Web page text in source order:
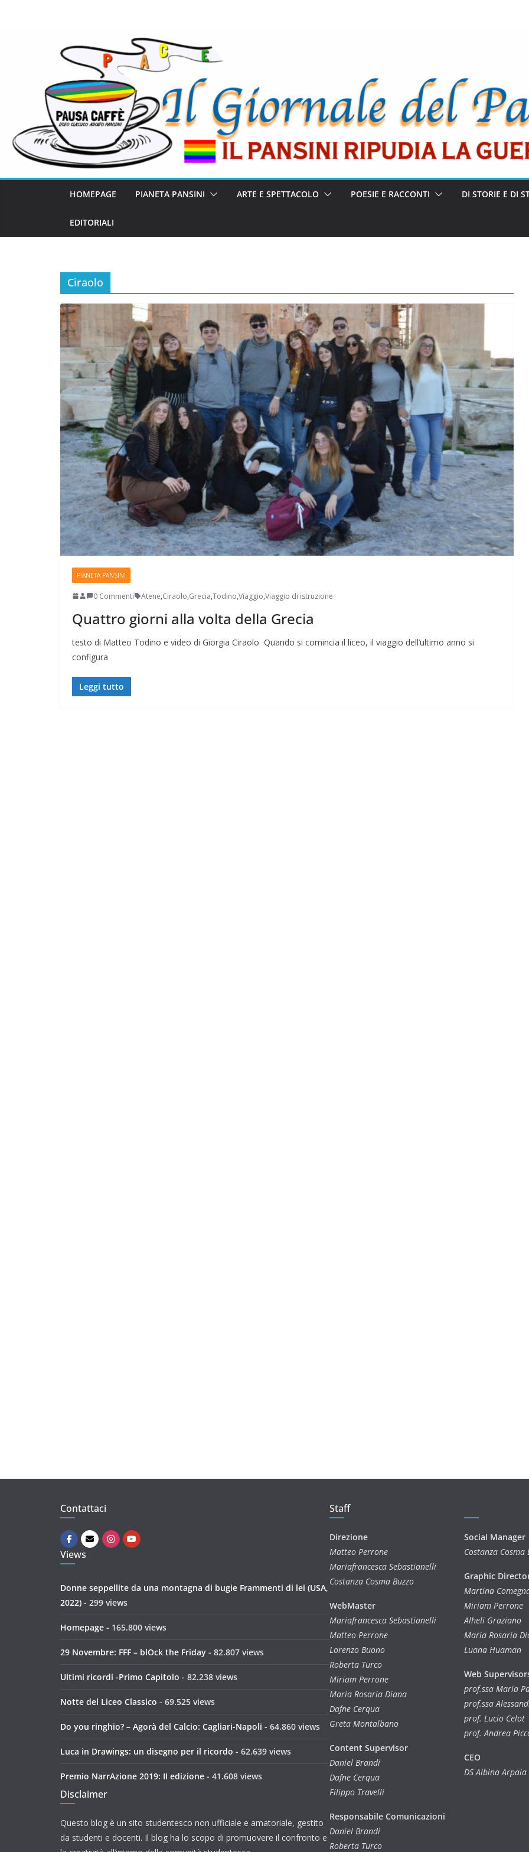
HOMEPAGE PIANETA PANSINI ARTE E SPETTACOLO POESIE E RACCONTI DI STORIE E DI
EDITORIALI
Ciraolo
PIANETA PANSINI
0 Commenti Atene,Ciraolo,Grecia,Todino,Viaggio,Viaggio di istruzione
Quattro giorni alla volta della Grecia
testo di Matteo Todino e video di Giorgia Ciraolo Quando si comincia il liceo, il viaggio dell’ultimo anno si
configura
Leggi tutto
Incontro sul referendum per la riforma della
magistratura
L’ANNO DEI CINECOMICS: 2026 TRA FILM E
SERIE TV
Perle dei prof #38
Contattaci
Views
Donne seppellite da una montagna di bugie Frammenti di lei (USA,
2022) - 299 views
Homepage - 165.800 views
29 Novembre: FFF – blOck the Friday - 82.807 views
Ultimi ricordi -Primo Capitolo - 82.238 views
Notte del Liceo Classico - 69.525 views
Do you ringhio? – Agorà del Calcio: Cagliari-Napoli - 64.860 views
Luca in Drawings: un disegno per il ricordo - 62.639 views
Premio NarrAzione 2019: II edizione - 41.608 views
Disclaimer
Questo blog è un sito studentesco non ufficiale e amatoriale, gestito
da studenti e docenti. Il blog ha lo scopo di promuovere il confronto e
Staff
Direzione
Matteo Perrone
Mariafrancesca Sebastianelli
Costanza Cosma Buzzo
WebMaster
Mariafrancesca Sebastianelli
Matteo Perrone
Lorenzo Buono
Roberta Turco
Miriam Perrone
Maria Rosaria Diana
Dafne Cerqua
Greta Montalbano
Content Supervisor
Daniel Brandi
Dafne Cerqua
Filippo Travelli
Responsabile Comunicazioni
Daniel Brandi
Roberta Turco
Social Manager
Costanza Cosma
Graphic
Martina
Miriam Perrone
Alheli Graziano
Maria Rosaria
Luana Huaman
Web
prof.ssa Maria
prof.ssa
prof. Lucio Celot
prof. Andrea
CEO
DS Albina Arpaia